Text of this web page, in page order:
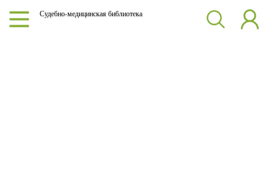
Судебно-медицинская библиотека